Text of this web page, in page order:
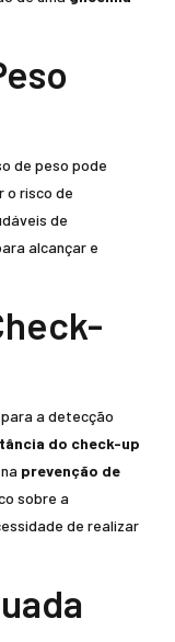
de peso pode
o risco de
de
alcançar e
a detecção
do check-up
prevenção de
sobre a
de realizar